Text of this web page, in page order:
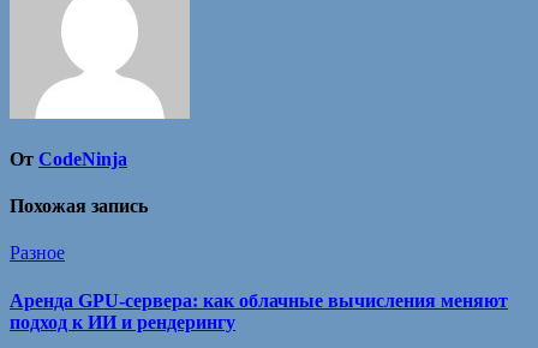
От CodeNinja
Похожая запись
Разное
Аренда GPU-сервера: как облачные вычисления меняют
подход к ИИ и рендерингу